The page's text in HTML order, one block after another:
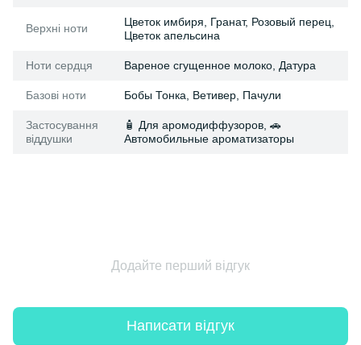
Верхні ноти
Цветок имбиря, Гранат, Розовый перец,
Цветок апельсина
Ноти сердця Вареное сгущенное молоко, Датура
Базові ноти Бобы Тонка, Ветивер, Пачули
Застосування
віддушки
🧴 Для аромодиффузоров, 🚗
Автомобильные ароматизаторы
Додайте перший відгук
Написати відгук